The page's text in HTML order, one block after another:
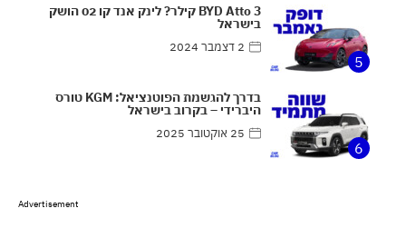
5
BYD Atto 3 קילר? לינק אנד קו 02 הושק
בישראל
2 דצמבר 2024
6
בדרך להגשמת הפוטנציאל: KGM טורס
היברידי – בקרוב בישראל
25 אוקטובר 2025
Advertisement